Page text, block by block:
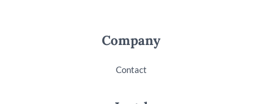
Company
Contact